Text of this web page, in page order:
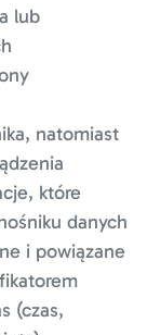
lub
natomiast
które
danych
i powiązane
(czas,